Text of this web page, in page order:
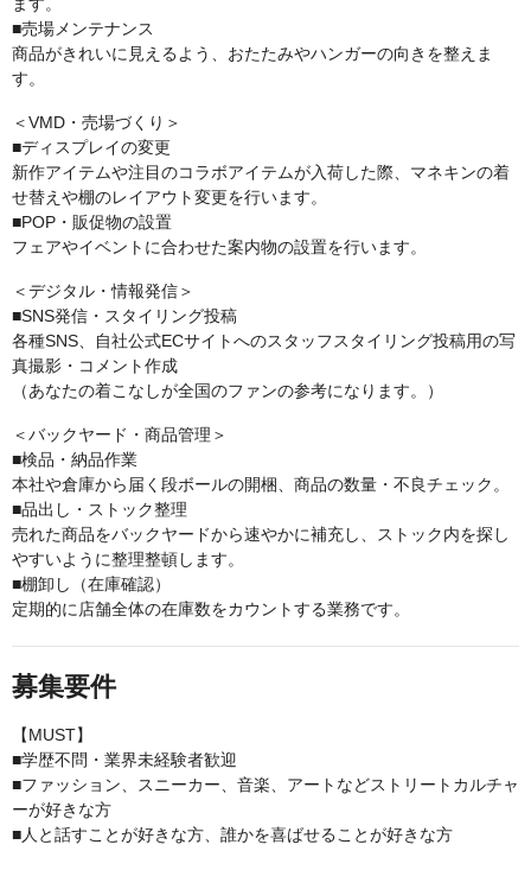
ます。
■売場メンテナンス
商品がきれいに見えるよう、おたたみやハンガーの向きを整えま
す。
＜VMD・売場づくり＞
■ディスプレイの変更
新作アイテムや注目のコラボアイテムが入荷した際、マネキンの着
せ替えや棚のレイアウト変更を行います。
■POP・販促物の設置
フェアやイベントに合わせた案内物の設置を行います。
＜デジタル・情報発信＞
■SNS発信・スタイリング投稿
各種SNS、自社公式ECサイトへのスタッフスタイリング投稿用の写
真撮影・コメント作成
（あなたの着こなしが全国のファンの参考になります。）
＜バックヤード・商品管理＞
■検品・納品作業
本社や倉庫から届く段ボールの開梱、商品の数量・不良チェック。
■品出し・ストック整理
売れた商品をバックヤードから速やかに補充し、ストック内を探し
やすいように整理整頓します。
■棚卸し（在庫確認）
定期的に店舗全体の在庫数をカウントする業務です。
募集要件
【MUST】
■学歴不問・業界未経験者歓迎
■ファッション、スニーカー、音楽、アートなどストリートカルチャ
ーが好きな方
■人と話すことが好きな方、誰かを喜ばせることが好きな方